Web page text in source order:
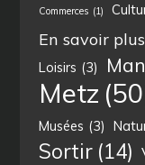
Commerces (1)
En savoir plus
Loisirs (3)
Metz
Musées (3)
Sortir (14)